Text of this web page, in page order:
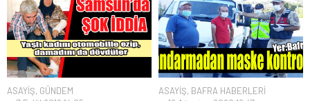
ASAYİŞ, GÜNDEM
ASAYİŞ, BAFRA HABERLERİ